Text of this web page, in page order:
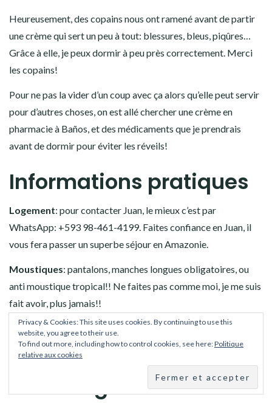
Heureusement, des copains nous ont ramené avant de partir
une crème qui sert un peu à tout: blessures, bleus, piqûres…
Grâce à elle, je peux dormir à peu près correctement. Merci
les copains!
Pour ne pas la vider d’un coup avec ça alors qu’elle peut servir
pour d’autres choses, on est allé chercher une crème en
pharmacie à Baños, et des médicaments que je prendrais
avant de dormir pour éviter les réveils!
Informations pratiques
Logement: pour contacter Juan, le mieux c’est par
WhatsApp: +593 98-461-4199. Faites confiance en Juan, il
vous fera passer un superbe séjour en Amazonie.
Moustiques: pantalons, manches longues obligatoires, ou
anti moustique tropical!! Ne faites pas comme moi, je me suis
fait avoir, plus jamais!!
Budget pour 3 jours en
Amazonie au Sacha
Sisa Lodge
Privacy & Cookies: This site uses cookies. By continuing to use this
website, you agree to their use.
To find out more, including how to control cookies, see here:Politique
relative aux cookies